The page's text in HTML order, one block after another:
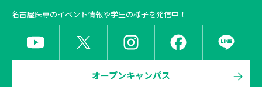
名古屋医専のイベント情報や学生の様子を発信中！
オープンキャンパス